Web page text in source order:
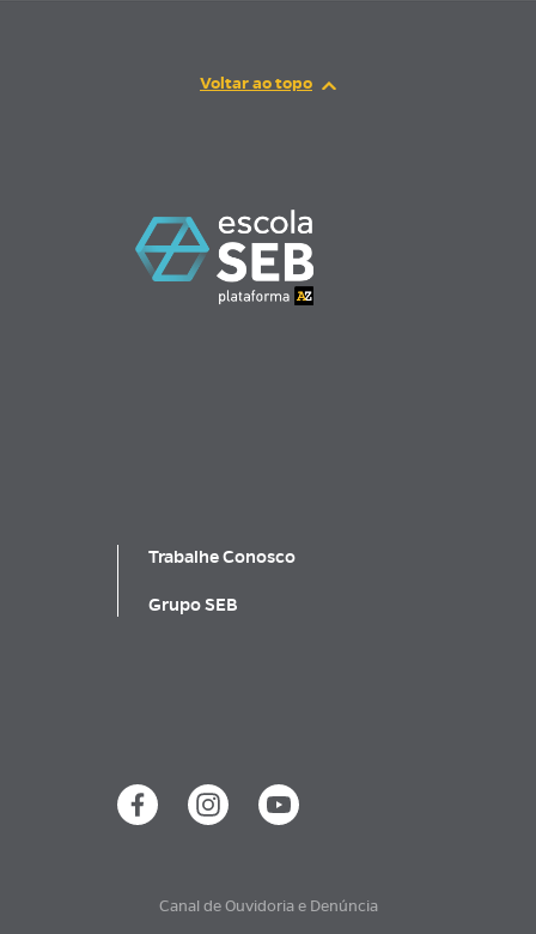
Trabalhe Conosco
Grupo SEB
Canal de Ouvidoria e Denúncia